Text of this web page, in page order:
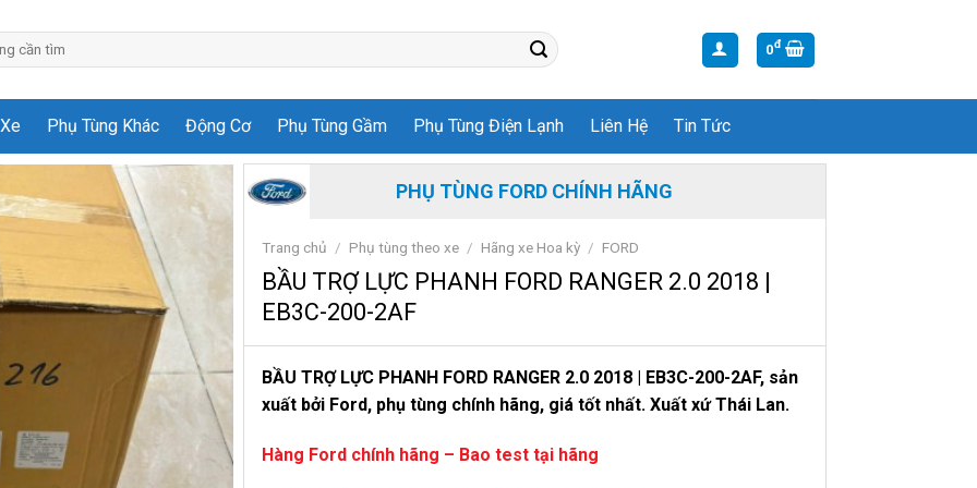
0đ
Phụ Tùng Khác Động Cơ Phụ Tùng Gầm Phụ Tùng Điện Lạnh Liên Hệ Tin Tức
PHỤ TÙNG FORD CHÍNH HÃNG
Trang chủ / Phụ tùng theo xe / Hãng xe Hoa kỳ / FORD
BẦU TRỢ LỰC PHANH FORD RANGER 2.0 2018 |
EB3C-200-2AF
BẦU TRỢ LỰC PHANH FORD RANGER 2.0 2018 | EB3C-200-2AF, sản
xuất bởi Ford, phụ tùng chính hãng, giá tốt nhất. Xuất xứ Thái Lan.
Hàng Ford chính hãng – Bao test tại hãng